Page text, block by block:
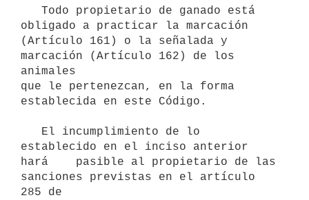
obligado a practicar la marcación
(Artículo 161) o la señalada y
marcación (Artículo 162) de los
animales
que le pertenezcan, en la forma
establecida en este Código.
establecido en el inciso anterior
hará    pasible al propietario de las
sanciones previstas en el artículo
285 de